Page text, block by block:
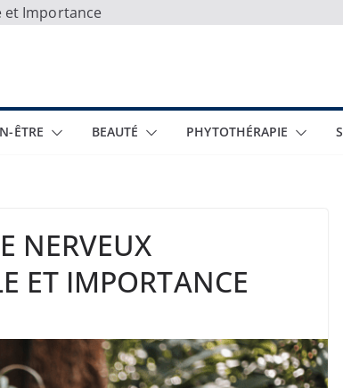
et Importance
ÊTRE BEAUTÉ PHYTOTHÉRAPIE
NERVEUX
ET IMPORTANCE